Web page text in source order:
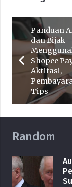
Panduan
dan Bijak
Shopee
Aktifasi,
Tips
Random